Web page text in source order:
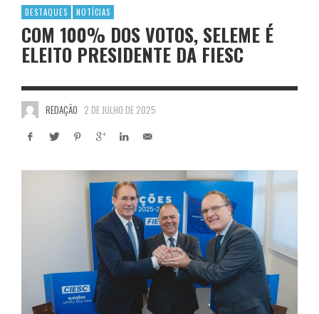
DESTAQUES NOTÍCIAS
COM 100% DOS VOTOS, SELEME É
ELEITO PRESIDENTE DA FIESC
REDAÇÃO 2 DE JULHO DE 2025